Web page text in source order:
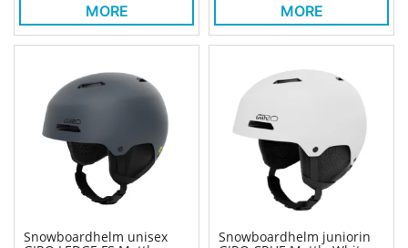
MORE MORE
Snowboardhelm unisex Snowboardhelm juniorin